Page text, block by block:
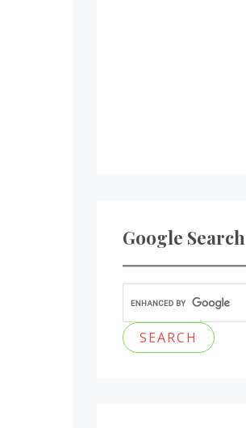
Google Search